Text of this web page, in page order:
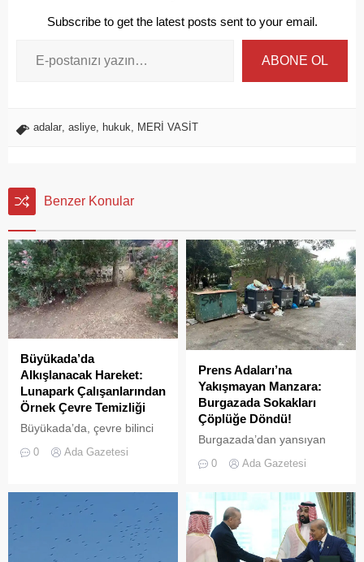
Subscribe to get the latest posts sent to your email.
ABONE OL
adalar asliye hukuk MERİ VASİT
Benzer Konular
Büyükada’da
Alkışlanacak Hareket:
Lunapark Çalışanlarından
Örnek Çevre Temizliği
Büyükada’da, çevre bilinci
yüzleri güldüren bir olay
cazibe merkezlerinden biri
olan Lunapark (Birlik
Meydanı) bölgesindeki
çalışanlar, kendi
inisiyatifleriyle başlattıkları
0 Ada Gazetesi
Prens Adaları’na
Yakışmayan Manzara:
Burgazada Sokakları
Çöplüğe Döndü!
Burgazada’dan yansıyan
Adanın sokaklarında dağ
kasalar ve tahta paletler
hem ada sakinlerini hem de
ziyaretçileri isyan ettirdi.
Sokaklar Hurdalığı Andırıyor
0 Ada Gazetesi